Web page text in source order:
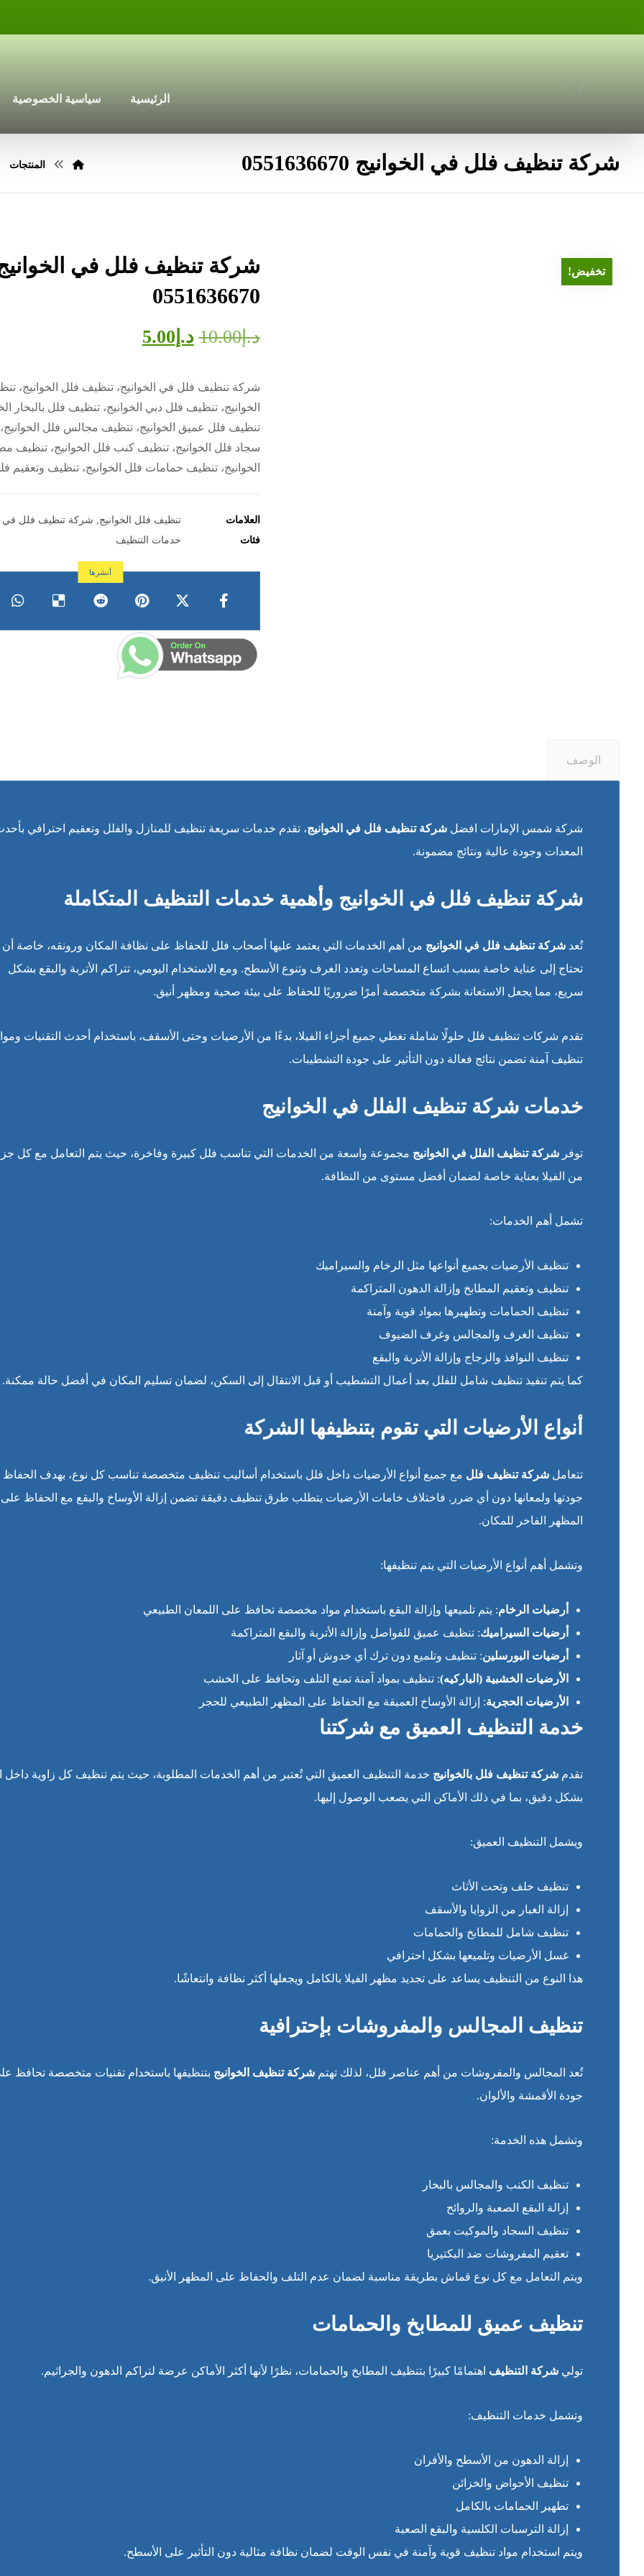
الرئيسية سياسية الخصوصية
شركة تنظيف فلل في الخوانيج 0551636670 المنتجات
تخفيض!
شركة تنظيف فلل في
0551636670
د.إ10.00 د.إ 5.00
شركة تنظيف فلل في الخوانيج، تنظيف فلل الخوانيج،
الخوانيج، تنظيف فلل دبي الخوانيج، تنظيف فلل بالبخار
تنظيف فلل عميق الخوانيج، تنظيف مجالس فلل
سجاد فلل الخوانيج، تنظيف كنب فلل الخوانيج، تنظيف
الخوانيج، تنظيف حمامات فلل الخوانيج، تنظيف وتعقيم
العلامات تنظيف فلل الخوانيج
شركة تنظيف فلل في
فئات
خدمات التنظيف
الوصف
شركة شمس الإمارات افضل شركة تنظيف فلل في الخوانيج، تقدم خدمات سريعة تنظيف للمنازل والفلل وتعقيم احترافي
المعدات وجودة عالية ونتائج مضمونة.
شركة تنظيف فلل في الخوانيج وأهمية خدمات التنظيف المتكاملة
تُعد شركة تنظيف فلل في الخوانيج من أهم الخدمات التي يعتمد عليها أصحاب فلل للحفاظ على نظافة المكان ورونقه، خاصة
تحتاج إلى عناية خاصة بسبب اتساع المساحات وتعدد الغرف وتنوع الأسطح. ومع الاستخدام اليومي، تتراكم الأتربة والبقع بشكل
سريع، مما يجعل الاستعانة بشركة متخصصة أمرًا ضروريًا للحفاظ على بيئة صحية ومظهر أنيق.
تقدم شركات تنظيف فلل حلولًا شاملة تغطي جميع أجزاء الفيلا، بدءًا من الأرضيات وحتى الأسقف، باستخدام أحدث التقنيات
تنظيف آمنة تضمن نتائج فعالة دون التأثير على جودة التشطيبات.
خدمات شركة تنظيف الفلل في الخوانيج
توفر شركة تنظيف الفلل في الخوانيج مجموعة واسعة من الخدمات التي تناسب فلل كبيرة وفاخرة، حيث يتم التعامل مع كل
من الفيلا بعناية خاصة لضمان أفضل مستوى من النظافة.
تشمل أهم الخدمات:
تنظيف الأرضيات بجميع أنواعها مثل الرخام والسيراميك
تنظيف وتعقيم المطابخ وإزالة الدهون المتراكمة
تنظيف الحمامات وتطهيرها بمواد قوية وآمنة
تنظيف الغرف والمجالس وغرف الضيوف
تنظيف النوافذ والزجاج وإزالة الأتربة والبقع
كما يتم تنفيذ تنظيف شامل للفلل بعد أعمال التشطيب أو قبل الانتقال إلى السكن، لضمان تسليم المكان في أفضل حالة ممكنة.
أنواع الأرضيات التي تقوم بتنظيفها الشركة
تتعامل شركة تنظيف فلل مع جميع أنواع الأرضيات داخل فلل باستخدام أساليب تنظيف متخصصة تناسب كل نوع، بهدف
جودتها ولمعانها دون أي ضرر. فاختلاف خامات الأرضيات يتطلب طرق تنظيف دقيقة تضمن إزالة الأوساخ والبقع مع الحفاظ على
المظهر الفاخر للمكان.
وتشمل أهم أنواع الأرضيات التي يتم تنظيفها:
أرضيات الرخام: يتم تلميعها وإزالة البقع باستخدام مواد مخصصة تحافظ على اللمعان الطبيعي
أرضيات السيراميك: تنظيف عميق للفواصل وإزالة الأتربة والبقع المتراكمة
أرضيات البورسلين: تنظيف وتلميع دون ترك أي خدوش أو آثار
الأرضيات الخشبية (الباركيه): تنظيف بمواد آمنة تمنع التلف وتحافظ على الخشب
الأرضيات الحجرية: إزالة الأوساخ العميقة مع الحفاظ على المظهر الطبيعي للحجر
خدمة التنظيف العميق مع شركتنا
تقدم شركة تنظيف فلل بالخوانيج خدمة التنظيف العميق التي تُعتبر من أهم الخدمات المطلوبة، حيث يتم تنظيف كل زاوية داخل
بشكل دقيق، بما في ذلك الأماكن التي يصعب الوصول إليها.
ويشمل التنظيف العميق:
تنظيف خلف وتحت الأثاث
إزالة الغبار من الزوايا والأسقف
تنظيف شامل للمطابخ والحمامات
غسل الأرضيات وتلميعها بشكل احترافي
هذا النوع من التنظيف يساعد على تجديد مظهر الفيلا بالكامل ويجعلها أكثر نظافة وانتعاشًا.
تنظيف المجالس والمفروشات بإحترافية
تُعد المجالس والمفروشات من أهم عناصر فلل، لذلك تهتم شركة تنظيف الخوانيج بتنظيفها باستخدام تقنيات متخصصة تحافظ
جودة الأقمشة والألوان.
وتشمل هذه الخدمة:
تنظيف الكنب والمجالس بالبخار
إزالة البقع الصعبة والروائح
تنظيف السجاد والموكيت بعمق
تعقيم المفروشات ضد البكتيريا
ويتم التعامل مع كل نوع قماش بطريقة مناسبة لضمان عدم التلف والحفاظ على المظهر الأنيق.
تنظيف عميق للمطابخ والحمامات
تولي شركة التنظيف اهتمامًا كبيرًا بتنظيف المطابخ والحمامات، نظرًا لأنها أكثر الأماكن عرضة لتراكم الدهون والجراثيم.
وتشمل خدمات التنظيف:
إزالة الدهون من الأسطح والأفران
تنظيف الأحواض والخزائن
تطهير الحمامات بالكامل
إزالة الترسبات الكلسية والبقع الصعبة
ويتم استخدام مواد تنظيف قوية وآمنة في نفس الوقت لضمان نظافة مثالية دون التأثير على الأسطح.